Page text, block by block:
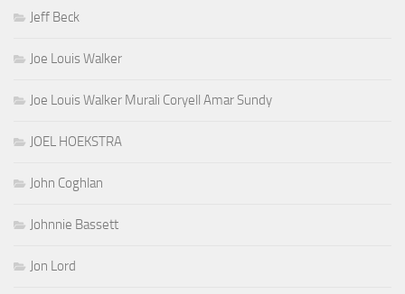
Jeff Beck
Joe Louis Walker
Joe Louis Walker Murali Coryell Amar Sundy
JOEL HOEKSTRA
John Coghlan
Johnnie Bassett
Jon Lord